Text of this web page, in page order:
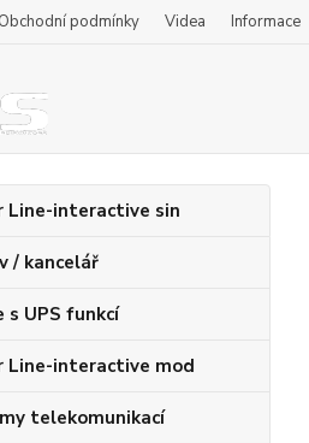
Obchodní podmínky Videa Informace
Line-interactive sin
/ kancelář
s UPS funkcí
Line-interactive mod
telekomunikací